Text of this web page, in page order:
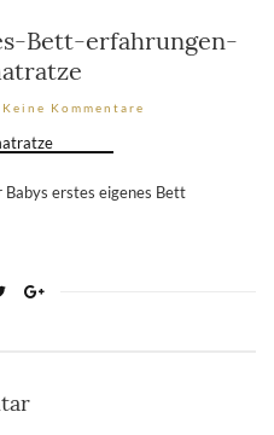
Bett-erfahrungen-
Keine Kommentare
erstes eigenes Bett